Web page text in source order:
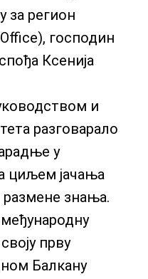
за регион
господин
Ксенија
и
разговарало
у
циљем јачања
знања.
међународну
прву
Балкану